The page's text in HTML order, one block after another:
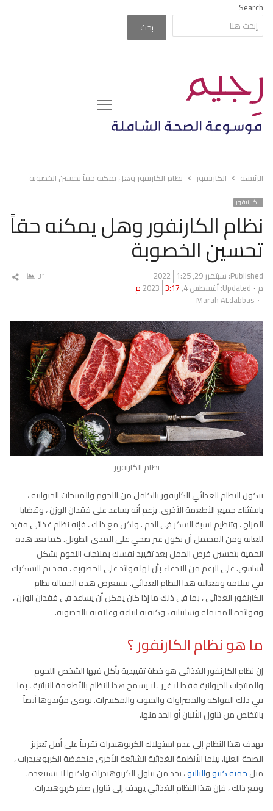
Search
بحث
Menu
الرئيسة الكارنيفور نظام الكارنفور وهل يمكنه حقاً تحسين الخصوبة
الكارنيفور
نظام الكارنفور وهل يمكنه حقاً
تحسين الخصوبة
Published: سبتمبر 29, 2022
1:25
م Updated: أغسطس 4, 2023 3:17 م
Author
Marah ALdabbas
31
نظام الكارنفور
يتكون النظام الغذائي الكارنفور بالكامل من اللحوم والمنتجات الحيوانية ،
باستثناء جميع الأطعمة الأخرى. يزعم أنه يساعد على فقدان الوزن ، وقضايا
المزاج ، وتنظيم نسبة السكر في الدم . ولكن مع ذلك ، فإنه نظام غذائي مقيد
للغاية ومن المحتمل أن يكون غير صحي على المدى الطويل. كما تعد هذه
الحمية بتحسين فرص الحمل بعد تقييد نفسك بمنتجات اللحوم بشكل
أساسي. على الرغم من الادعاء بأن لها فوائد على الخصوبة ، فقد تم التشكيك
في سلامة وفعالية هذا النظام الغذائي. تستعرض هذه المقالة نظام
الكارنفور الغذائي ، بما في ذلك ما إذا كان يمكن أن يساعد في فقدان الوزن ،
وفوائده المحتملة وسلبياته ، وكيفية اتباعه وعلاقته بالخصوبه.
ما هو نظام الكارنفور ؟
إن نظام الكارنفور الغذائي هو خطة تقييدية يأكل فيها الشخص اللحوم
والمنتجات الحيوانية فقط لا غير . لا يسمح هذا النظام بالأطعمة النباتية ، بما
في ذلك الفواكه والخضراوات والحبوب والمكسرات. يوصي مؤيدوها أيضاً
بالتخلص من تناول الألبان أو الحد منها.
يهدف هذا النظام إلى عدم استهلاك الكربوهيدرات تقريباً على أمل تعزيز
الصحة العليا. بينما الأنظمة الغذائية الشائعة الأخرى منخفضة الكربوهيدرات ،
مثلحمية كيتووالباليو، تحد من تناول الكربوهيدرات ولكنها لا تستبعده.
ومع ذلك ، فإن هذا النظام الغذائي يهدف إلى تناول صفر كربوهيدرات.